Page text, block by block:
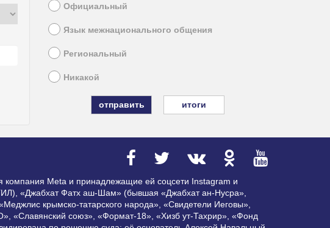
Официальный
Язык межнационального общения
Региональный
Никакой
итоги
компания Meta и принадлежащие ей соцсети Instagram и
«Джабхат Фатх аш-Шам» (бывшая «Джабхат ан-Нусра»,
крымско-татарского народа», «Свидетели Иеговы»,
«Славянский союз», «Формат-18», «Хизб ут-Тахрир», «Фонд